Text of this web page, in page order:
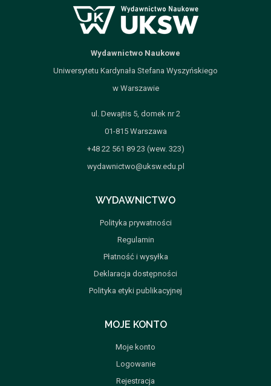
Wydawnictwo Naukowe
Uniwersytetu Kardynała Stefana Wyszyńskiego
w Warszawie
ul. Dewajtis 5, domek nr 2
01-815 Warszawa
+48 22 561 89 23 (wew. 323)
wydawnictwo@uksw.edu.pl
WYDAWNICTWO
Polityka prywatności
Regulamin
Płatność i wysyłka
Deklaracja dostępności
Polityka etyki publikacyjnej
MOJE KONTO
Moje konto
Logowanie
Rejestracja